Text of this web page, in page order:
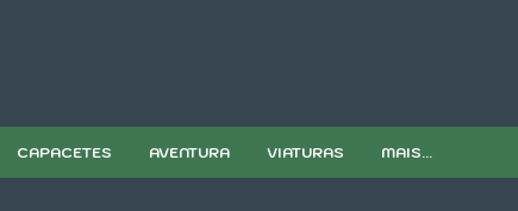
CAPACETES AVENTURA VIATURAS MAIS...